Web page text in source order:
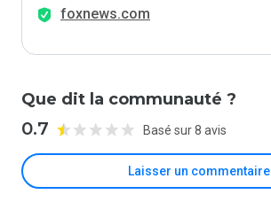
foxnews.com
Que dit la communauté ?
0.7 Basé sur 8 avis
Laisser un commentaire